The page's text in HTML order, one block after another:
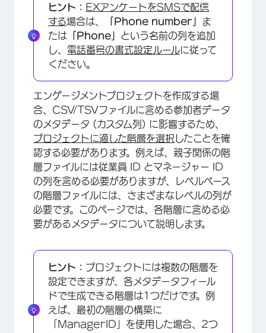
ヒント： EXアンケートをSMSで配信
する場合は、 「Phone number」 ま
たは 「Phone」 という名前の列を追加
し、 電話番号の書式設定ルールに従って
ください。
エンゲージメントプロジェクトを作成する場
合、CSV/TSVファイルに含める参加者データ
のメタデータ (カスタム列) に影響するため、
プロジェクトに適した階層を選択したことを確
認する必要があります。例えば、親子関係の階
層ファイルには従業員 ID とマネージャー ID
の列を含める必要がありますが、レベルベース
の階層ファイルには、さまざまなレベルの列が
必要です。このページでは、各階層に含める必
要があるメタデータについて説明します。
ヒント： プロジェクトには複数の階層を
設定できますが、各メタデータフィール
ドで生成できる階層は1つだけです。例
えば、最初の階層の構築に
「ManagerID」を使用した場合、2つ